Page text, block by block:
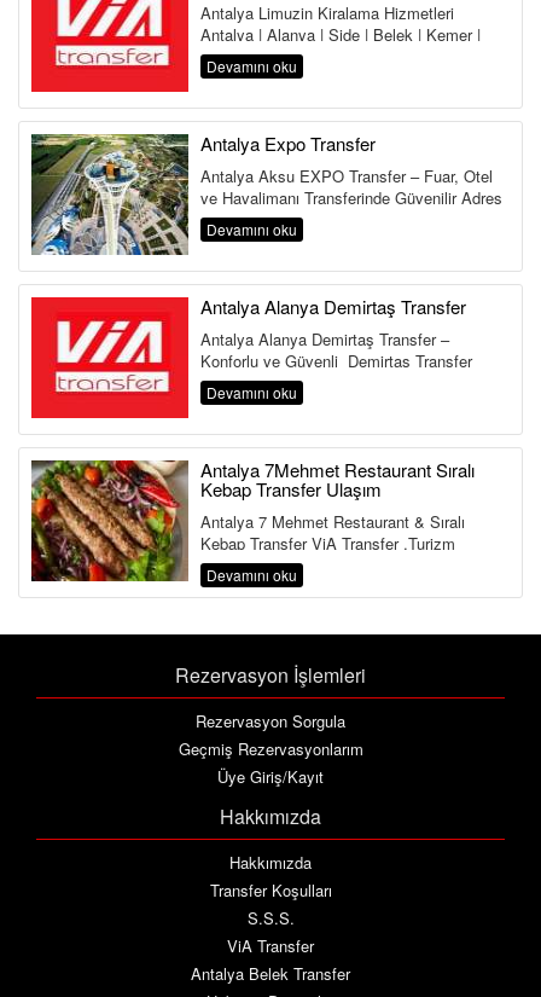
Antalya Limuzin Kiralama Hizmetleri
Antalya | Alanya | Side | Belek | Kemer |
Lara | Kundu | Land of Legends Antalya,...
Devamını oku
Antalya Expo Transfer
Antalya Aksu EXPO Transfer – Fuar, Otel
ve Havalimanı Transferinde Güvenilir Adres
Antalya Aksu Transfer Hi...
Devamını oku
Antalya Alanya Demirtaş Transfer
Antalya Alanya Demirtaş Transfer –
Konforlu ve Güvenli Demirtaş Transfer
Hizmeti Antalya Havalimanı&...
Devamını oku
Antalya 7Mehmet Restaurant Sıralı
Kebap Transfer Ulaşım
Antalya 7 Mehmet Restaurant & Sıralı
Kebap Transfer ViA Transfer ,Turizm
Bakanlığı ve Ulaştırma Bakanlığına Bağlı ...
Devamını oku
Rezervasyon İşlemleri
Rezervasyon Sorgula
Geçmiş Rezervasyonlarım
Üye Giriş/Kayıt
Hakkımızda
Hakkımızda
Transfer Koşulları
S.S.S.
ViA Transfer
Antalya Belek Transfer